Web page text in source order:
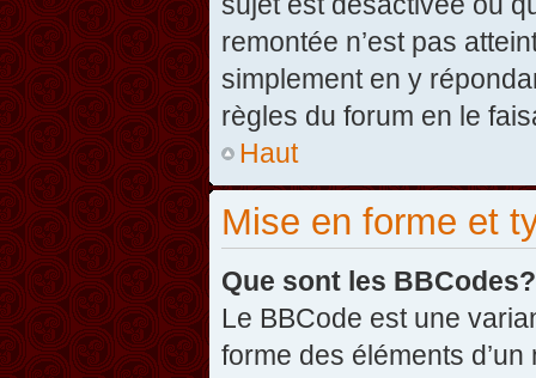
remontée n’est pas
simplement en y
règles du forum en le
Haut
Mise en forme et
Que sont les BBCodes?
Le BBCode est une
forme des éléments